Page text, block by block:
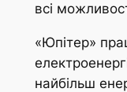
всі
«Юпітер»
найбільш